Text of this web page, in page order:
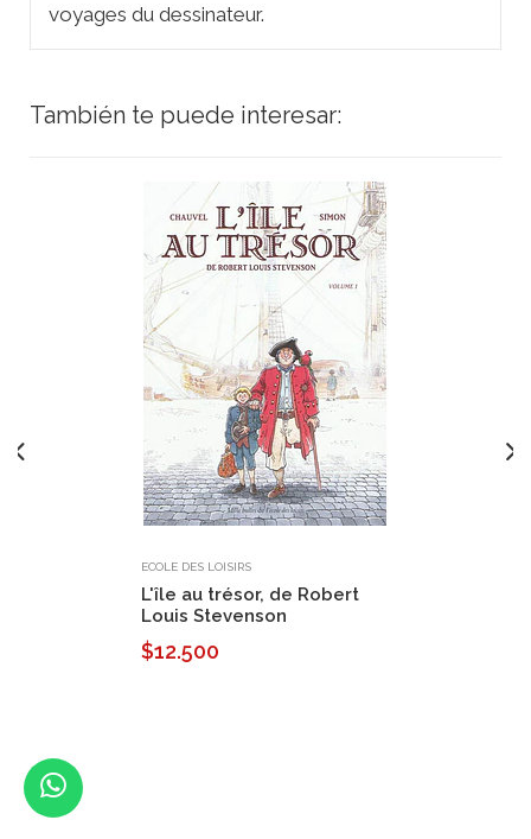
voyages du dessinateur.
También te puede interesar:
ECOLE DES LOISIRS
L'île au trésor, de Robert
Louis Stevenson
$12.500